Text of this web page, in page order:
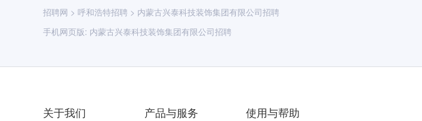
招聘网 > 呼和浩特招聘 > 内蒙古兴泰科技装饰集团有限公司招聘
手机网页版: 内蒙古兴泰科技装饰集团有限公司招聘
关于我们 产品与服务 使用与帮助